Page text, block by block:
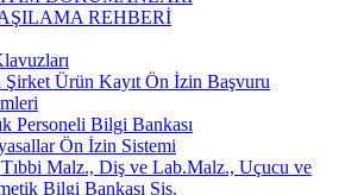
REHBERİ
Şirket Ürün Kayıt Ön İzin Başvuru
Personeli Bilgi Bankası
Ön İzin Sistemi
Malz., Diş ve Lab.Malz., Uçucu ve
Bilgi Bankası Sis.